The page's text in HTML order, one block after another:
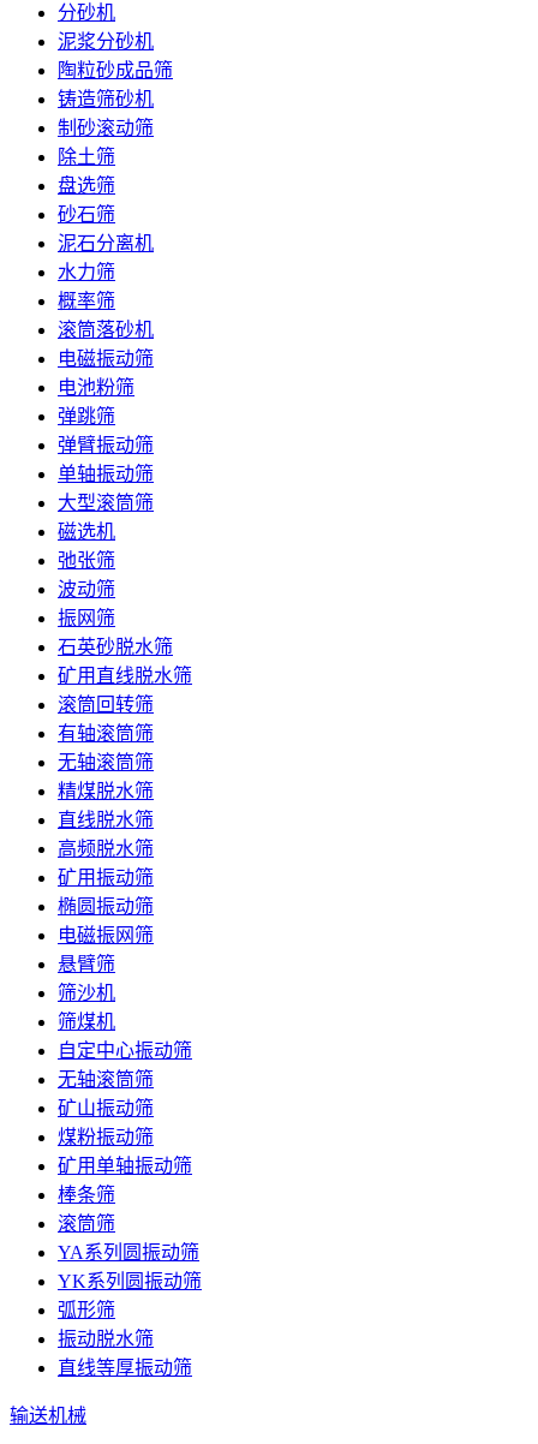
分砂机
泥浆分砂机
陶粒砂成品筛
铸造筛砂机
制砂滚动筛
除土筛
盘选筛
砂石筛
泥石分离机
水力筛
概率筛
滚筒落砂机
电磁振动筛
电池粉筛
弹跳筛
弹臂振动筛
单轴振动筛
大型滚筒筛
磁选机
弛张筛
波动筛
振网筛
石英砂脱水筛
矿用直线脱水筛
滚筒回转筛
有轴滚筒筛
无轴滚筒筛
精煤脱水筛
直线脱水筛
高频脱水筛
矿用振动筛
椭圆振动筛
电磁振网筛
悬臂筛
筛沙机
筛煤机
自定中心振动筛
无轴滚筒筛
矿山振动筛
煤粉振动筛
矿用单轴振动筛
棒条筛
滚筒筛
YA系列圆振动筛
YK系列圆振动筛
弧形筛
振动脱水筛
直线等厚振动筛
输送机械